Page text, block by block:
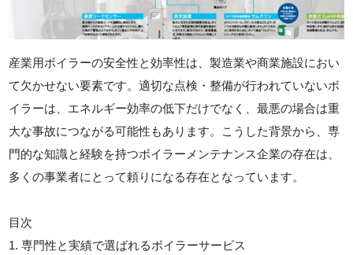
産業用ボイラーの安全性と効率性は、製造業や商業施設におい
て欠かせない要素です。適切な点検・整備が行われていないボ
イラーは、エネルギー効率の低下だけでなく、最悪の場合は重
大な事故につながる可能性もあります。こうした背景から、専
門的な知識と経験を持つボイラーメンテナンス企業の存在は、
多くの事業者にとって頼りになる存在となっています。
目次
1. 専門性と実績で選ばれるボイラーサービス